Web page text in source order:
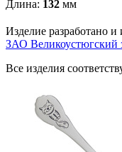
Длина: 132 мм
Изделие разработано
ЗАО Великоустюгский
Все изделия